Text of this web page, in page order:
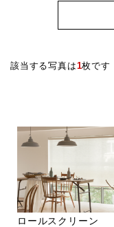
該当する写真は1枚です
ロールスクリーン